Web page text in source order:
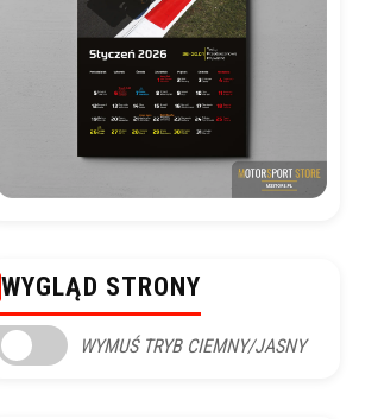
WYGLĄD STRONY
WYMUŚ TRYB CIEMNY/JASNY